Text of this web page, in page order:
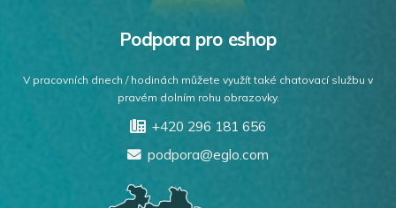
Podpora pro eshop
V pracovních dnech / hodinách můžete využít také chatovací službu v
pravém dolním rohu obrazovky.
+420 296 181 656
podpora@eglo.com